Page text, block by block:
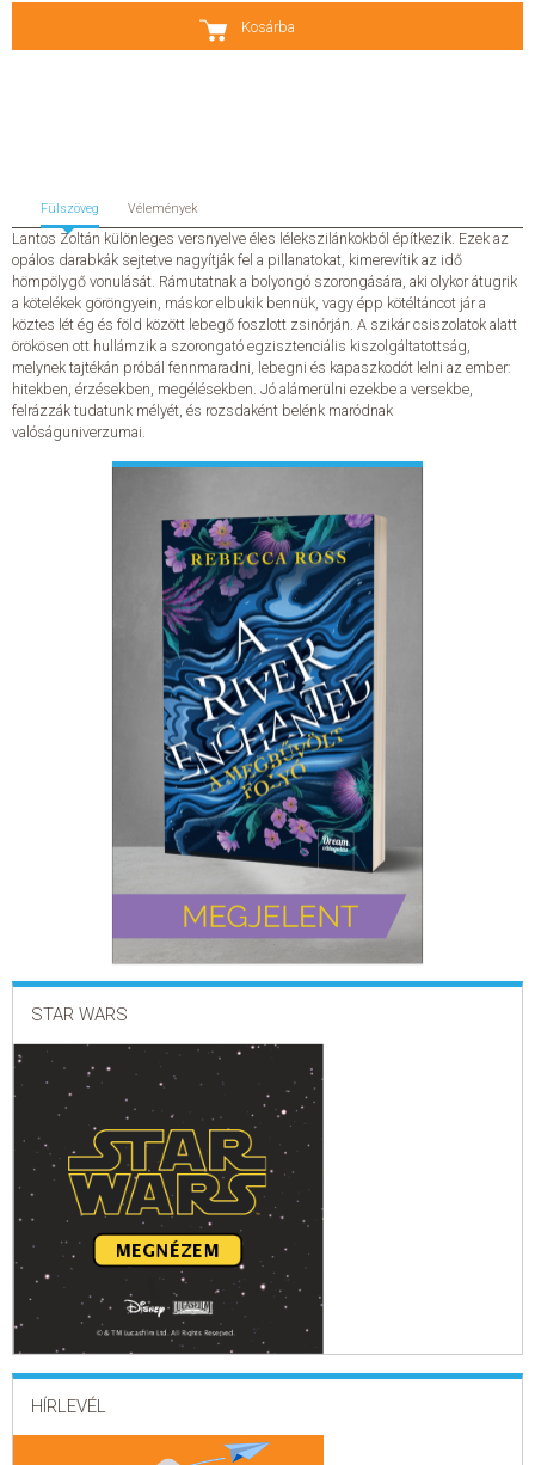
Kosárba
Fülszöveg Vélemények
Lantos Zoltán különleges versnyelve éles lélekszilánkokból építkezik. Ezek az
opálos darabkák sejtetve nagyítják fel a pillanatokat, kimerevítik az idő
hömpölygő vonulását. Rámutatnak a bolyongó szorongására, aki olykor átugrik
a kötelékek göröngyein, máskor elbukik bennük, vagy épp kötéltáncot jár a
köztes lét ég és föld között lebegő foszlott zsinórján. A szikár csiszolatok alatt
örökösen ott hullámzik a szorongató egzisztenciális kiszolgáltatottság,
melynek tajtékán próbál fennmaradni, lebegni és kapaszkodót lelni az ember:
hitekben, érzésekben, megélésekben. Jó alámerülni ezekbe a versekbe,
felrázzák tudatunk mélyét, és rozsdaként belénk maródnak
valóságuniverzumai.
STAR WARS
HÍRLEVÉL
HÍREK
KAPCSOLAT
ELŐRENDELHETŐ KIADVÁNYOK
ÚJDONSÁGOK
ELŐRENDELÉSI TOPLISTA
ÁLTALÁNOS SZERZŐDÉSI FELTÉTELEK
ADATKEZELÉSI ÉS ADATVÉDELMI SZABÁLYZAT